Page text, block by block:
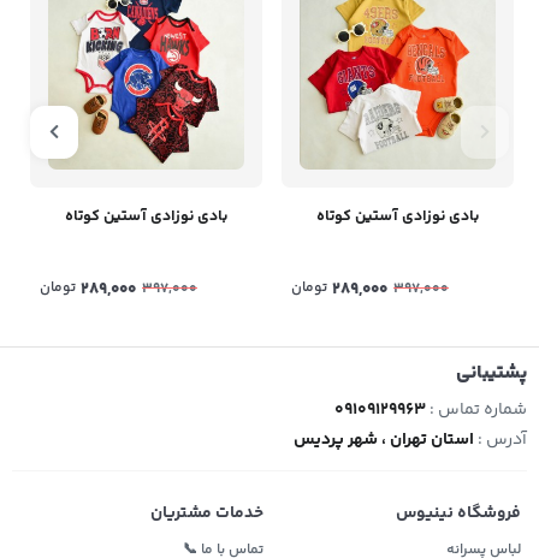
بادی نوزادی آستین کوتاه
397,000
289,000 تومان
بادی نوزادی آستین کوتاه
397,000
289,000 تومان
پشتیبانی
شماره تماس :09109129963
آدرس : استان تهران ، شهر پردیس
فروشگاه نینیوس
لباس پسرانه
خدمات مشتریان
تماس با ما 📞